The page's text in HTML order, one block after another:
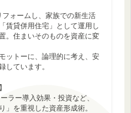
ォームし、家族での新生活
賃貸併用住宅」として運用し
。住まいそのものを資産に変
ットーに、論理的に考え、安
しています。
ラー導入効果・投資など、
」を重視した資産形成術。